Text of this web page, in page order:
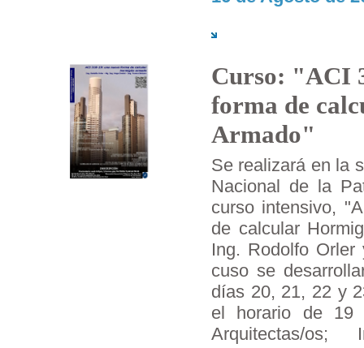
Curso: "ACI
forma de
Armado"
Se realizará en la
Nacional de la
curso intensivo,
de calcular
Ing. Rodolfo
cuso se
días 20, 21, 22 y
el horario de 19
Arquitectas/os;